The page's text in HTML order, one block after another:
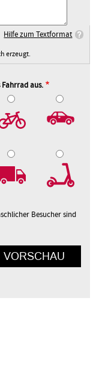
Hilfe zum Textformat
erzeugt.
aus.
Besucher sind